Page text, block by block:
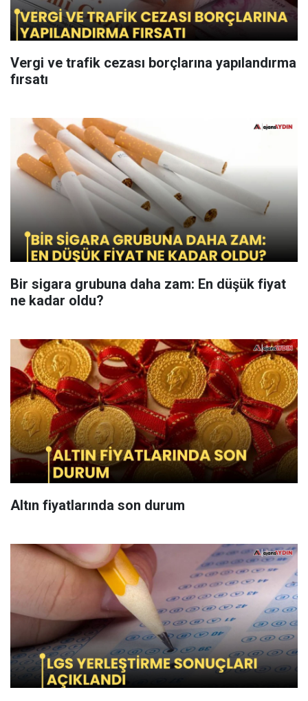
Vergi ve trafik cezası borçlarına yapılandırma
fırsatı
Bir sigara grubuna daha zam: En düşük fiyat
ne kadar oldu?
Altın fiyatlarında son durum